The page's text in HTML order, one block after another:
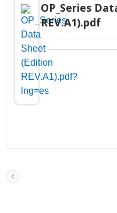
OP_Series
REV.A1).pdf